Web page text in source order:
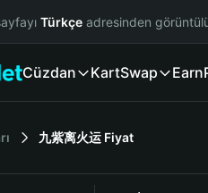
Türkçe adresinden
Cüzdan KartSwap Earn
九紫离火运 Fiyat